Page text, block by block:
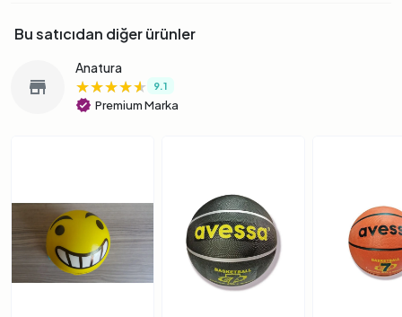
Bu satıcıdan diğer ürünler
store
Anatura
★★★★★
★★★★★
★★★★★ 9.1
verified Premium Marka